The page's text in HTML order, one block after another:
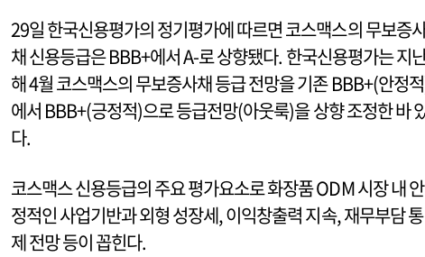
29일 한국신용평가의 정기평가에 따르면 코스맥스의 무보증
채 신용등급은 BBB+에서 A-로 상향됐다. 한국신용평가는 지
해 4월 코스맥스의 무보증사채 등급 전망을 기존 BBB+(안정
에서 BBB+(긍정적)으로 등급전망(아웃룩)을 상향 조정한 바
다.
코스맥스 신용등급의 주요 평가요소로 화장품 ODM 시장 내 안
정적인 사업기반과 외형 성장세, 이익창출력 지속, 재무부담 통
제 전망 등이 꼽힌다.